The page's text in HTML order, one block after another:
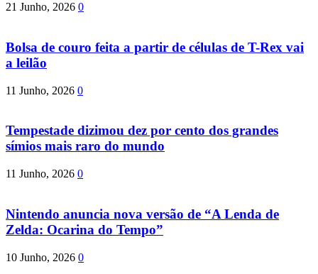
21 Junho, 2026 0
Bolsa de couro feita a partir de células de T-Rex vai
a leilão
11 Junho, 2026 0
Tempestade dizimou dez por cento dos grandes
símios mais raro do mundo
11 Junho, 2026 0
Nintendo anuncia nova versão de “A Lenda de
Zelda: Ocarina do Tempo”
10 Junho, 2026 0